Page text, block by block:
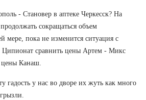
- Становер в аптеке Черкесск? На
сокращаться объем
мере, пока не изменится ситуация с
Ципионат сравнить цены Артем - Микс
цены Канаш.
гадость у нас во дворе их жуть как много